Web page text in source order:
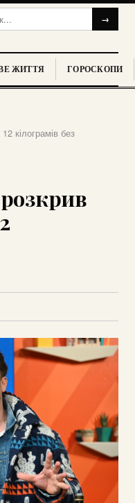
→
ЖИТТЯ ГОРОСКОПИ
кілограмів без